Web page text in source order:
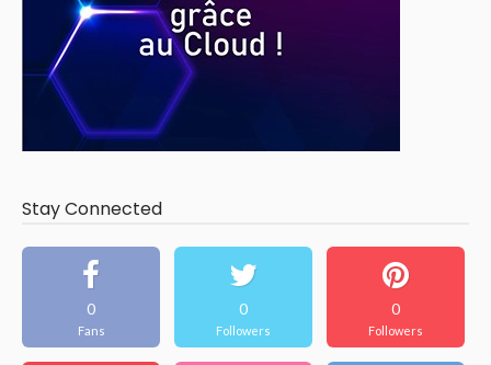
Stay Connected
0
Fans
0
Followers
0
Followers